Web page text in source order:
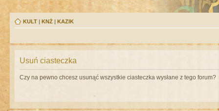
KULT | KNŻ | KAZIK
Usuń ciasteczka
Czy na pewno chcesz usunąć wszystkie ciasteczka wysłane z tego forum?